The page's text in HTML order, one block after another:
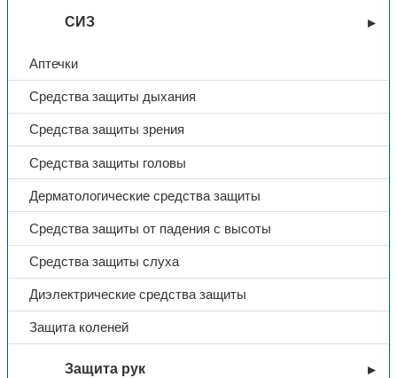
СИЗ
Аптечки
Средства защиты дыхания
Средства защиты зрения
Средства защиты головы
Дерматологические средства защиты
Средства защиты от падения с высоты
Средства защиты слуха
Диэлектрические средства защиты
Защита коленей
Защита рук
Костюмы летние
Костюм «Ударница», куртка/
пк, тк.Смесовая, (синий/
красный)